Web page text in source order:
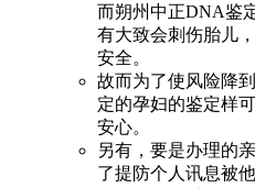
而朔州中正DNA鉴
有大致会刺伤胎儿
安全。
故而为了使风险降
定的孕妇的鉴定样
安心。
另有，要是办理的
了提防个人讯息被